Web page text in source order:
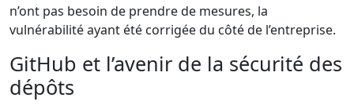
n’ont pas besoin de prendre de mesures, la
vulnérabilité ayant été corrigée du côté de l’entreprise.
GitHub et l’avenir de la sécurité des
dépôts